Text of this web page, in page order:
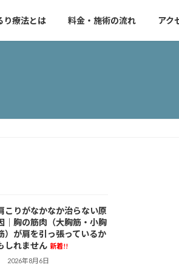
り療法とは 料金・施術の流れ アク
こりがなかなか治らない原
｜胸の筋肉（大胸筋・小胸
）が肩を引っ張っているか
しれません 新着!!
2026年8月6日